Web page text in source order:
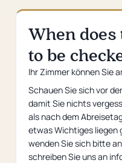
When does
to be
Ihr Zimmer können Sie
Schauen Sie sich vor
damit Sie nichts
als nach dem
etwas Wichtiges liegen
wenden Sie sich bitte
schreiben Sie uns an